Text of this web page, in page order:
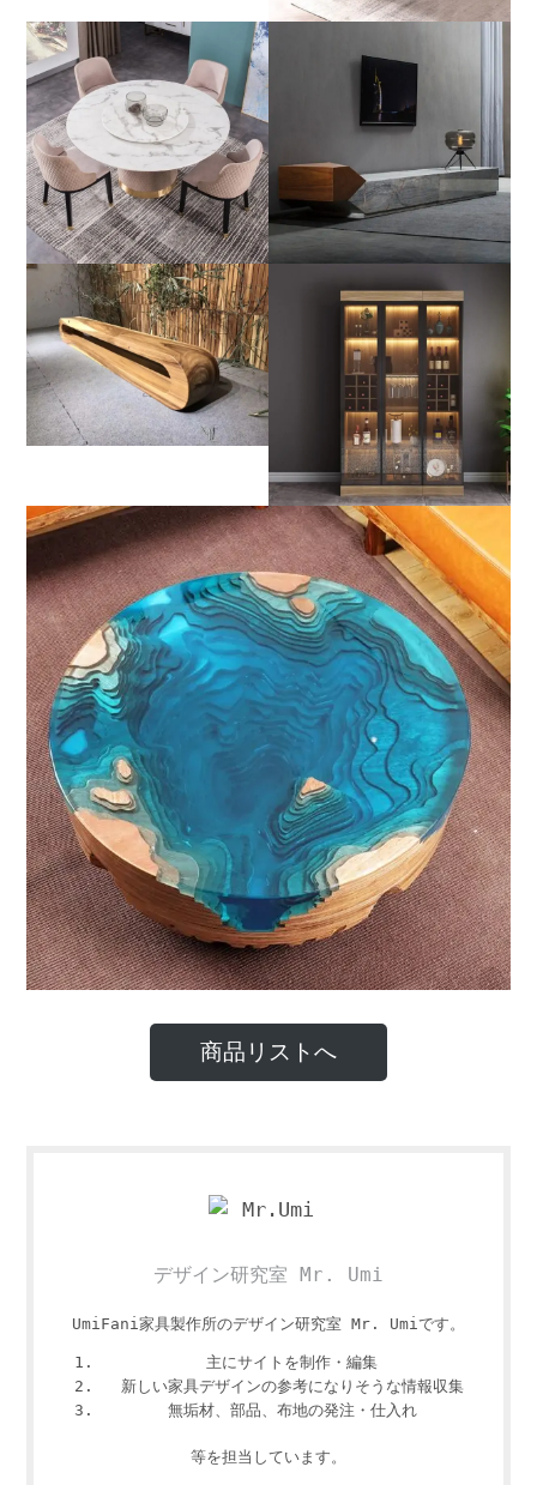
商品リストへ
デザイン研究室 Mr. Umi
UmiFani家具製作所のデザイン研究室 Mr. Umiです。
主にサイトを制作・編集
新しい家具デザインの参考になりそうな情報収集
無垢材、部品、布地の発注・仕入れ
等を担当しています。